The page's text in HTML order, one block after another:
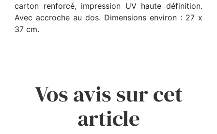
carton renforcé, impression UV haute définition.
Avec accroche au dos. Dimensions environ : 27 x
37 cm.
Vos avis sur cet
article